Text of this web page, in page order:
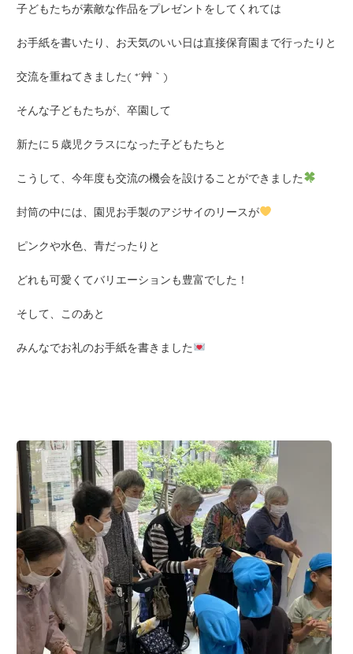
子どもたちが素敵な作品をプレゼントをしてくれては
お手紙を書いたり、お天気のいい日は直接保育園まで行ったりと
交流を重ねてきました( *´艸｀)
そんな子どもたちが、卒園して
新たに５歳児クラスになった子どもたちと
こうして、今年度も交流の機会を設けることができました
封筒の中には、園児お手製のアジサイのリースが
ピンクや水色、青だったりと
どれも可愛くてバリエーションも豊富でした！
そして、このあと
みんなでお礼のお手紙を書きました